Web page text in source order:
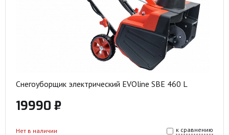
Снегоуборщик электрический EVOline SBE 460 L
19990 ₽
к сравнению
Нет в наличии